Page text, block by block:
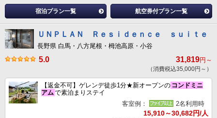
宿泊プラン一覧 航空券付プラン一覧
ＵＮＰＬＡＮ Ｒｅｓｉｄｅｎｃｅ ｓｕｉｔｅ
長野県 白馬・八方尾根・栂池高原・小谷
5.0 31,819円～
（消費税込35,000円～）
【返金不可】ゲレンデ徒歩1分★新オープンの コンドミニ
アムで素泊まりステイ
客室例：
2名利用時
15,910～30,682円/人